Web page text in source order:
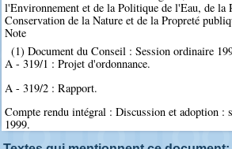
l'Environnement et de la Politique de l'Eau, de la
Conservation de la Nature et de la Propreté
Note
(1) Document du Conseil : Session ordinaire
A - 319/1 : Projet d'ordonnance.
A - 319/2 : Rapport.
Compte rendu intégral : Discussion et adoption :
1999.